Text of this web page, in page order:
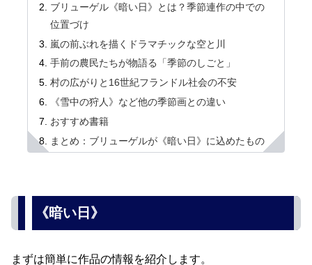
ブリューゲル《暗い日》とは？季節連作の中での
位置づけ
嵐の前ぶれを描くドラマチックな空と川
手前の農民たちが物語る「季節のしごと」
村の広がりと16世紀フランドル社会の不安
《雪中の狩人》など他の季節画との違い
おすすめ書籍
まとめ：ブリューゲルが《暗い日》に込めたもの
《暗い日》
まずは簡単に作品の情報を紹介します。